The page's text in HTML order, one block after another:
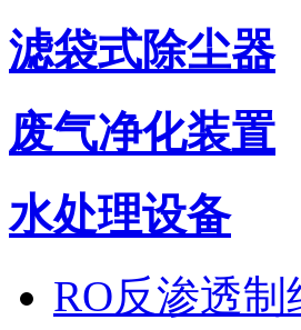
滤袋式除尘器
废气净化装置
水处理设备
RO反渗透制